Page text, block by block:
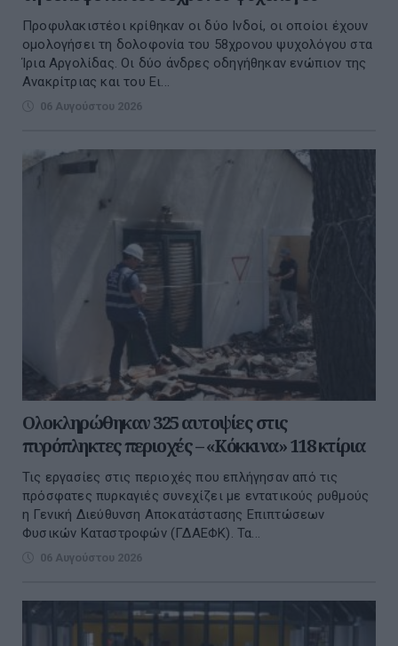
Προφυλακιστέοι κρίθηκαν οι δύο Ινδοί, οι οποίοι έχουν
ομολογήσει τη δολοφονία του 58χρονου ψυχολόγου στα
Ίρια Αργολίδας. Οι δύο άνδρες οδηγήθηκαν ενώπιον της
Ανακρίτριας και του Ει...
06 Αυγούστου 2026
Ολοκληρώθηκαν 325 αυτοψίες στις
πυρόπληκτες περιοχές – «Κόκκινα» 118 κτίρια
Τις εργασίες στις περιοχές που επλήγησαν από τις
πρόσφατες πυρκαγιές συνεχίζει με εντατικούς ρυθμούς
η Γενική Διεύθυνση Αποκατάστασης Επιπτώσεων
Φυσικών Καταστροφών (ΓΔΑΕΦΚ). Τα...
06 Αυγούστου 2026